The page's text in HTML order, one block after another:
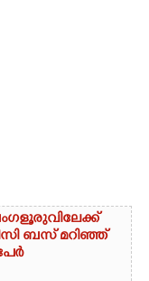
ബസ് മറിഞ്ഞ്